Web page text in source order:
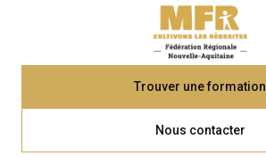
Trouver une formation
Nous contacter